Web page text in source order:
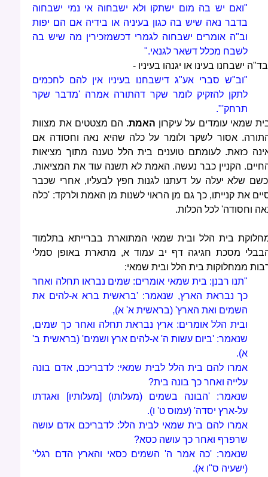
"ואם יש בה מום ישתקו ולא ישבחוה אי נמי ישבחוה
בדבר נאה שיש בה כגון בעיניה או בידיה אם הם יפות
וב"ה אומרים ישבחוה לגמרי דכשמזכירין מה שיש בה
לשבח מכלל דשאר לגנאי."
ישבחנו בעינו או יגנהו בעיניו -
"וב"ש סברי אע"ג דישבחנו בעיניו אין להם לחכמים
לתקן להזקיק לומר שקר דהתורה אמרה 'מדבר שקר
תרחק'".
שמאי עומדים על עיקרון האמת. הם מצטטים את מצוות
אסור לשקר ולומר על כלה שהיא נאה וחסודה אם
כזאת. לעומתם טוענים בית הלל טענה מתוך מציאות
הקניין כבר נעשה. האמת לא תשנה עוד את המציאות.
שלא יעלה על דעתנו לגנות חפץ לבעליו, אחרי שכבר
את קנייתו, כך גם מן הראוי לשנות מן האמת ולרקד: 'כלה
וחסודה' לכל הכלות.
בית הלל ובית שמאי המתוארת בברייתא בתלמוד
מסכת חגיגה דף יב עמוד א, מתארת באופן סמלי
ממחלוקות בית הלל ובית שמאי:
"תנו רבנן: בית שמאי אומרים: שמים נבראו תחלה ואחר
כך נבראת הארץ, שנאמר: 'בראשית ברא א-להים את
השמים ואת הארץ' (בראשית א' א),
ובית הלל אומרים: ארץ נבראת תחלה ואחר כך שמים,
שנאמר: 'ביום עשות ה' א-להים ארץ ושמים' (בראשית ב'
א).
אמרו להם בית הלל לבית שמאי: לדבריכם, אדם בונה
עלייה ואחר כך בונה בית?
שנאמר: 'הבונה בשמים (מעלותו) [מעלותיו] ואגדתו
על-ארץ יסדה' (עמוס ט' ו).
אמרו להם בית שמאי לבית הלל: לדבריכם אדם עושה
שרפרף ואחר כך עושה כסא?
שנאמר: 'כה אמר ה' השמים כסאי והארץ הדם רגלי'
(ישעיה ס"ו א).